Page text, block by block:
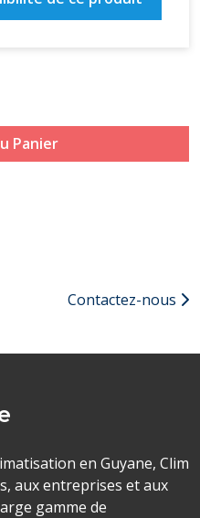
Panier
Contactez-nous
en Guyane, Clim
aux entreprises et aux
gamme de